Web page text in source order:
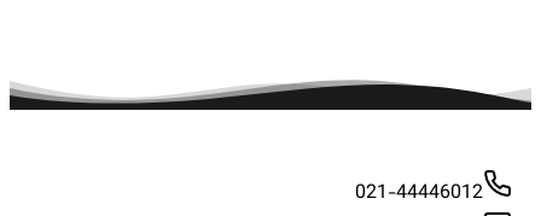
021-44446012